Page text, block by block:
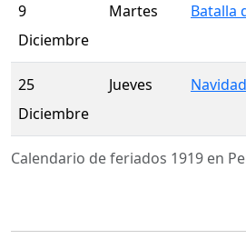
Calendario de feriados 1919 en
9
Diciembre
Martes Batalla
25
Diciembre
Jueves Navidad